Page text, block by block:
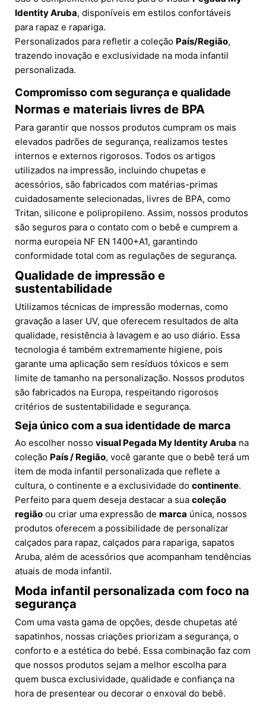
Identity Aruba, disponíveis em estilos confortáveis
para rapaz e rapariga.
Personalizados para refletir a coleção País/Região,
trazendo inovação e exclusividade na moda infantil
personalizada.
Compromisso com segurança e qualidade
Normas e materiais livres de BPA
Para garantir que nossos produtos cumpram os mais
elevados padrões de segurança, realizamos testes
internos e externos rigorosos. Todos os artigos
utilizados na impressão, incluindo chupetas e
acessórios, são fabricados com matérias-primas
cuidadosamente selecionadas, livres de BPA, como
Tritan, silicone e polipropileno. Assim, nossos produtos
são seguros para o contato com o bebê e cumprem a
norma europeia NF EN 1400+A1, garantindo
conformidade total com as regulações de segurança.
Qualidade de impressão e
sustentabilidade
Utilizamos técnicas de impressão modernas, como
gravação a laser UV, que oferecem resultados de alta
qualidade, resistência à lavagem e ao uso diário. Essa
tecnologia é também extremamente higiene, pois
garante uma aplicação sem resíduos tóxicos e sem
limite de tamanho na personalização. Nossos produtos
são fabricados na Europa, respeitando rigorosos
critérios de sustentabilidade e segurança.
Seja único com a sua identidade de marca
Ao escolher nosso visual Pegada My Identity Aruba na
coleção País / Região, você garante que o bebê terá um
item de moda infantil personalizada que reflete a
cultura, o continente e a exclusividade do continente.
Perfeito para quem deseja destacar a sua coleção
região ou criar uma expressão de marca única, nossos
produtos oferecem a possibilidade de personalizar
calçados para rapaz, calçados para rapariga, sapatos
Aruba, além de acessórios que acompanham tendências
atuais de moda infantil.
Moda infantil personalizada com foco na
segurança
Com uma vasta gama de opções, desde chupetas até
sapatinhos, nossas criações priorizam a segurança, o
conforto e a estética do bebé. Essa combinação faz com
que nossos produtos sejam a melhor escolha para
quem busca exclusividade, qualidade e confiança na
hora de presentear ou decorar o enxoval do bebê.